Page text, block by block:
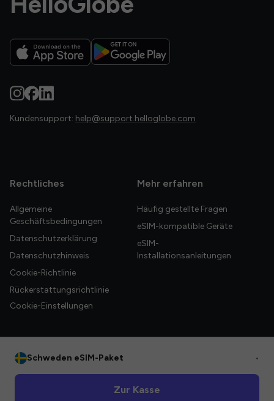
Kundensupport: help@support.helloglobe.com
Rechtliches
Allgemeine
Geschäftsbedingungen
Datenschutzerklärung
Datenschutzhinweis
Cookie-Richtlinie
Rückerstattungsrichtlinie
Cookie-Einstellungen
Mehr erfahren
Häufig gestellte Fragen
eSIM-kompatible Geräte
eSIM-
Installationsanleitungen
Schweden eSIM-Paket •
Zur Kasse